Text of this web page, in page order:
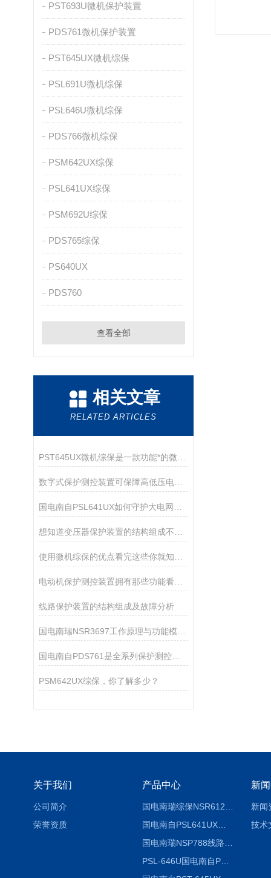
PST693U微机保护装置
PDS761微机保护装置
PST645UX微机综保
PSL691U微机综保
PSL646U微机综保
PDS766微机综保
PSM642UX综保
PSL641UX综保
PSM692U综保
PDS765综保
PS640UX
PDS760
查看全部
相关文章
RELATED ARTICLES
数字式保护测控装置可保障高低压电网及厂用系统的安全稳定运行
电动机保护测控装置拥有那些功能看完本篇你就知道了
线路保护装置的结构组成及故障分析
国电南自PDS761是全系列保护测控装置
PSM642UX综保，你了解多少？
关于我们
公司简介
荣誉资质
产品中心
国电南自PSL641UX使用说明书
PSL-646U国电南自PSL646U综合保护装置
新
新闻
技术